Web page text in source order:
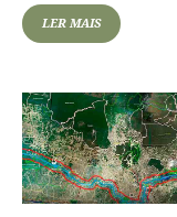
LER MAIS